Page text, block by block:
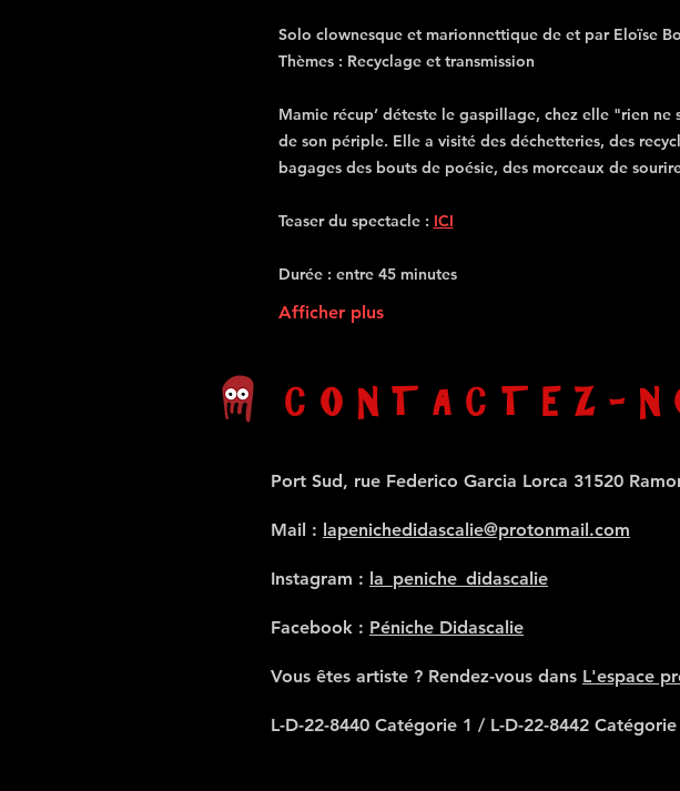
Solo clownesque et marionnettique de et par Eloïse
Thèmes : Recyclage et transmission
Mamie récup’ déteste le gaspillage, chez elle "rien
de son périple. Elle a visité des déchetteries, des
bagages des bouts de poésie, des morceaux de
Teaser du spectacle : ICI
Durée : entre 45 minutes
Afficher plus
CONTACTEZ-
Port Sud, rue Federico Garcia Lorca 31520
Mail : lapenichedidascalie@protonmail.com
Instagram : la_peniche_didascalie
Facebook : Péniche Didascalie
Vous êtes artiste ? Rendez-vous dans L'espace
L-D-22-8440 Catégorie 1 / L-D-22-8442